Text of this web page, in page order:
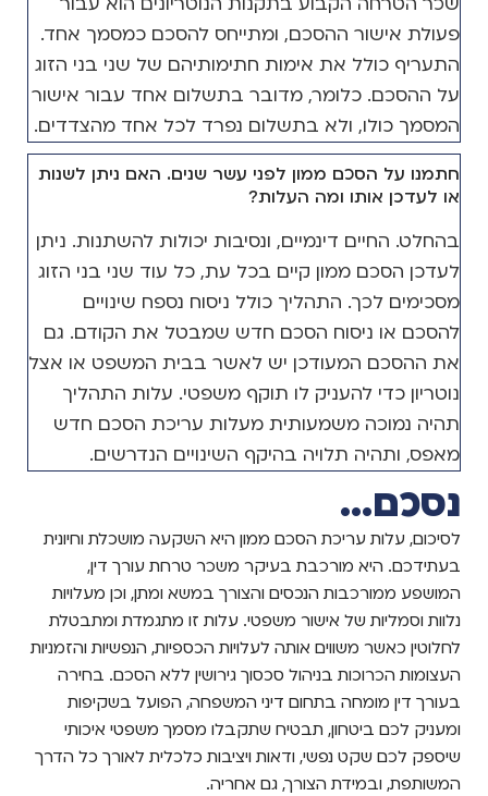
פעולת אישור ההסכם, ומתייחס להסכם כמסמך אחד.
התעריף כולל את אימות חתימותיהם של שני בני הזוג
על ההסכם. כלומר, מדובר בתשלום אחד עבור אישור
המסמך כולו, ולא בתשלום נפרד לכל אחד מהצדדים.
חתמנו על הסכם ממון לפני עשר שנים. האם ניתן לשנות
או לעדכן אותו ומה העלות?
בהחלט. החיים דינמיים, ונסיבות יכולות להשתנות. ניתן
לעדכן הסכם ממון קיים בכל עת, כל עוד שני בני הזוג
מסכימים לכך. התהליך כולל ניסוח נספח שינויים
להסכם או ניסוח הסכם חדש שמבטל את הקודם. גם
את ההסכם המעודכן יש לאשר בבית המשפט או אצל
נוטריון כדי להעניק לו תוקף משפטי. עלות התהליך
תהיה נמוכה משמעותית מעלות עריכת הסכם חדש
מאפס, ותהיה תלויה בהיקף השינויים הנדרשים.
נסכם...
לסיכום, עלות עריכת הסכם ממון היא השקעה מושכלת וחיונית
בעתידכם. היא מורכבת בעיקר משכר טרחת עורך דין,
המושפע ממורכבות הנכסים והצורך במשא ומתן, וכן מעלויות
נלוות וסמליות של אישור משפטי. עלות זו מתגמדת ומתבטלת
לחלוטין כאשר משווים אותה לעלויות הכספיות, הנפשיות והזמניות
העצומות הכרוכות בניהול סכסוך גירושין ללא הסכם. בחירה
בעורך דין מומחה בתחום דיני המשפחה, הפועל בשקיפות
ומעניק לכם ביטחון, תבטיח שתקבלו מסמך משפטי איכותי
שיספק לכם שקט נפשי, ודאות ויציבות כלכלית לאורך כל הדרך
המשותפת, ובמידת הצורך, גם אחריה.